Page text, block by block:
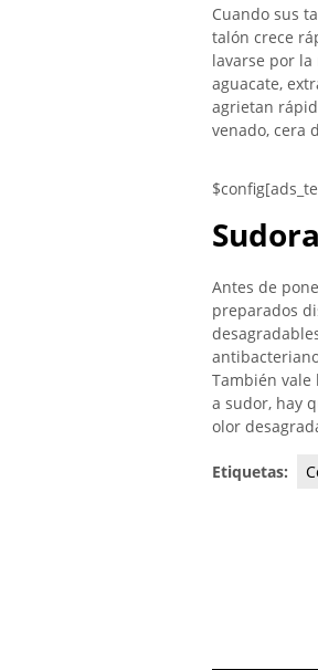
Cuando sus
talón crece
lavarse por
aguacate,
agrietan
venado, cera
Antes de
preparados
También vale
a sudor, hay
olor
Etiquetas: